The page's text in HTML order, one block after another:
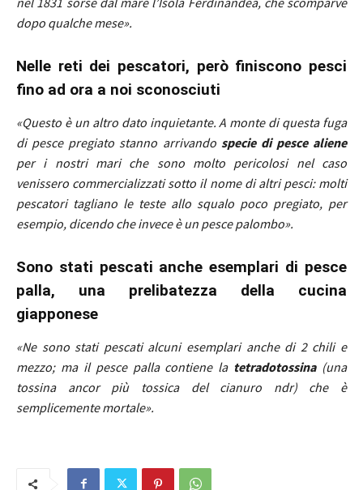
dopo qualche mese».
Nelle reti dei pescatori, però finiscono pesci
fino ad ora a noi sconosciuti
«Questo è un altro dato inquietante. A monte di questa fuga
di pesce pregiato stanno arrivando specie di pesce aliene
per i nostri mari che sono molto pericolosi nel caso
venissero commercializzati sotto il nome di altri pesci: molti
pescatori tagliano le teste allo squalo poco pregiato, per
esempio, dicendo che invece è un pesce palombo».
Sono stati pescati anche esemplari di pesce
palla, una prelibatezza della cucina
giapponese
«Ne sono stati pescati alcuni esemplari anche di 2 chili e
mezzo; ma il pesce palla contiene la tetradotossina(una
tossina ancor più tossica del cianuro ndr) che è
semplicemente mortale».